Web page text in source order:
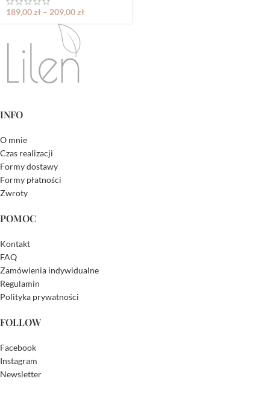
189,00zł – 209,00zł
INFO
O mnie
Czas realizacji
Formy dostawy
Formy płatności
Zwroty
POMOC
Kontakt
FAQ
Zamówienia indywidualne
Regulamin
Polityka prywatności
FOLLOW
Facebook
Instagram
Newsletter